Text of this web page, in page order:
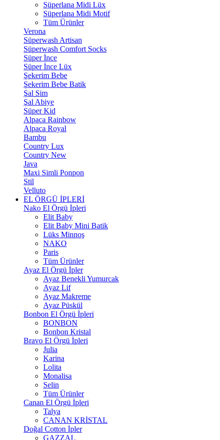
Süperlana Midi Lüx
Süperlana Midi Motif
Tüm Ürünler
Verona
Süperwash Artisan
Süperwash Comfort Socks
Süper İnce
Süper İnce Lüx
Şekerim Bebe
Şekerim Bebe Batik
Şal Sim
Şal Abiye
Süper Kid
Alpaca Rainbow
Alpaca Royal
Bambu
Country Lux
Country New
Java
Maxi Simli Ponpon
Stil
Velluto
EL ÖRGÜ İPLERİ
Nako El Örgü İpleri
Elit Baby
Elit Baby Mini Batik
Lüks Minnoş
NAKO
Paris
Tüm Ürünler
Ayaz El Örgü İpler
Ayaz Benekli Yumurcak
Ayaz Lif
Ayaz Makreme
Ayaz Püskül
Bonbon El Örgü İpleri
BONBON
Bonbon Kristal
Bravo El Örgü İpleri
Julia
Karina
Lolita
Monalisa
Selin
Tüm Ürünler
Canan El Örgü İpleri
Talya
CANAN KRİSTAL
Doğal Cotton İpler
GAZZAL